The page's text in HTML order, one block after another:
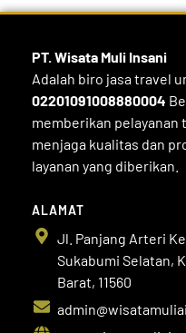
PT. Wisata Muli Insani
Adalah biro jasa travel
02201091008880004
memberikan pelayanan
menjaga kualitas dan
layanan yang diberikan.
ALAMAT
Jl. Panjang Arteri
Sukabumi Selatan,
Barat, 11560